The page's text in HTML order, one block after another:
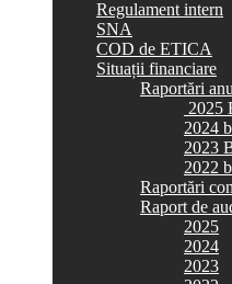
Regulament intern
SNA
COD de ETICA
Situații financiare
Raportări
2025
2024 b
2023
2022 b
Raportări
Raport de
2025
2024
2023